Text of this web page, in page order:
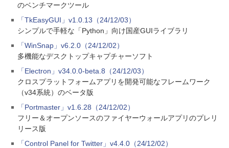
のベンチマークツール
「TkEasyGUI」v1.0.13（24/12/03）
シンプルで手軽な「Python」向け国産GUIライブラリ
「WinSnap」v6.2.0（24/12/02）
多機能なデスクトップキャプチャーソフト
「Electron」v34.0.0-beta.8（24/12/03）
クロスプラットフォームアプリを開発可能なフレームワーク
（v34系統）のベータ版
「Portmaster」v1.6.28（24/12/02）
フリー＆オープンソースのファイヤーウォールアプリのプレリ
リース版
「Control Panel for Twitter」v4.4.0（24/12/02）